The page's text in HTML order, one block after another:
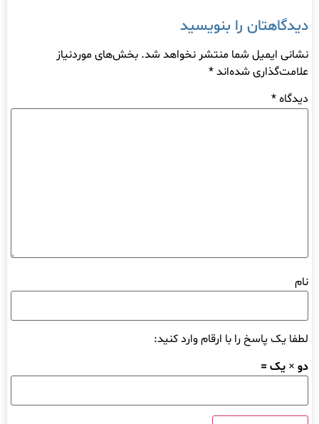
دیدگاهتان را بنویسید
نشانی ایمیل شما منتشر نخواهد شد. بخش‌های موردنیاز
علامت‌گذاری شده‌اند*
دیدگاه*
نام
لطفا یک پاسخ را با ارقام وارد کنید:
دو × یک =